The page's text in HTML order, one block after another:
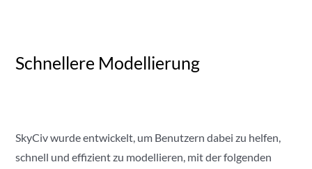
Schnellere Modellierung
SkyCiv wurde entwickelt, um Benutzern dabei zu helfen,
schnell und effizient zu modellieren, mit der folgenden